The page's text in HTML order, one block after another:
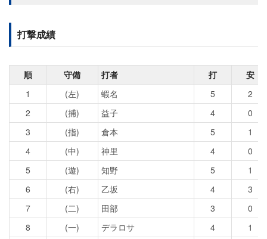
打撃成績
順 守備 打者 打
安
1
(左) 蝦名 5
2
2
(捕) 益子 4
0
3
(指) 倉本 5
1
4
(中) 神里 4
0
5
(遊) 知野 5
1
6
(右) 乙坂 4
3
7
(二) 田部 3
0
8
(一) デラロサ 4
1